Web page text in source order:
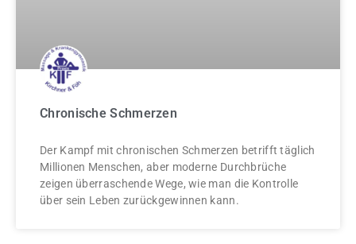
Chronische Schmerzen
Der Kampf mit chronischen Schmerzen betrifft täglich
Millionen Menschen, aber moderne Durchbrüche
zeigen überraschende Wege, wie man die Kontrolle
über sein Leben zurückgewinnen kann.